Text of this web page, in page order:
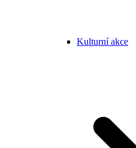
Kulturní akce